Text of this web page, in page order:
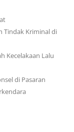
Tindak Kriminal di
Kecelakaan Lalu
di Pasaran